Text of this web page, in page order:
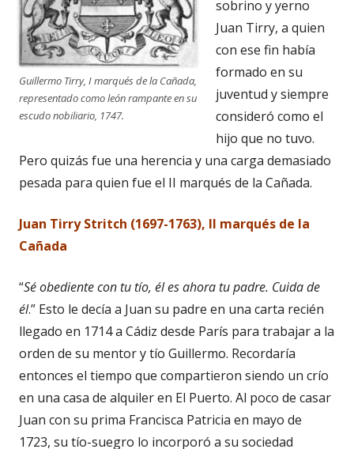
Guillermo Tirry, I marqués de la Cañada,
representado como león rampante en su
escudo nobiliario, 1747.
sobrino y yerno
Juan Tirry, a quien
con ese fin había
formado en su
juventud y siempre
consideró como el
hijo que no tuvo.
Pero quizás fue una herencia y una carga demasiado
pesada para quien fue el II marqués de la Cañada.
Juan Tirry Stritch (1697-1763), II marqués de la
Cañada
“Sé obediente con tu tío, él es ahora tu padre. Cuida de
él.” Esto le decía a Juan su padre en una carta recién
llegado en 1714 a Cádiz desde París para trabajar a la
orden de su mentor y tío Guillermo. Recordaría
entonces el tiempo que compartieron siendo un crío
en una casa de alquiler en El Puerto. Al poco de casar
Juan con su prima Francisca Patricia en mayo de
1723, su tío-suegro lo incorporó a su sociedad